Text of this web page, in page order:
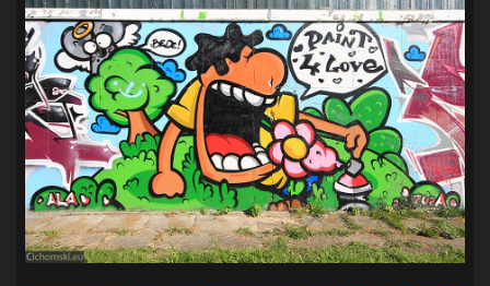
SANDRA SPA POGOŃ SZCZECIN(100) SIEDLECKA(63)
SPARING(110) SPR POGOŃ SZCZECIN(72)
SPÓJNIA STARGARD (35) STOCZNIA SZCZECIN(40)
SUPERLIGA KOBIET(58) SUPERLIGA MĘŻCZYZN(92)
TAURON LIGA KOBIET(106) TENIS(26) TREFL SOPOT(26)
WYGRANA(43) ZAGŁĘBIE LUBIN(36) ŚLĄSK WROCŁAW(29)
ŚWIT SKOLWIN(111)